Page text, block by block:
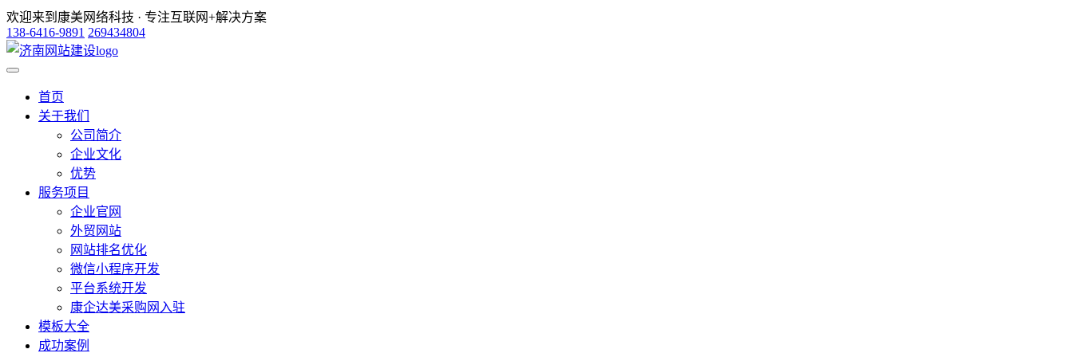
欢迎来到康美网络科技 · 专注互联网+解决方案
138-6416-9891 269434804
首页
关于我们
公司简介
企业文化
优势
服务项目
企业官网
外贸网站
网站排名优化
微信小程序开发
平台系统开发
康企达美采购网入驻
模板大全
成功案例